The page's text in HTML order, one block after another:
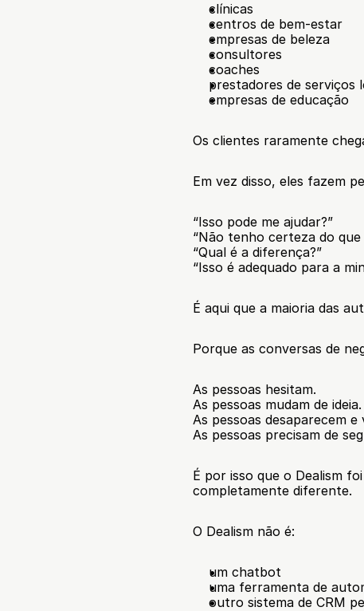
clínicas
centros de bem-estar
empresas de beleza
consultores
coaches
prestadores de serviços
empresas de educação
Os clientes raramente
Em vez disso, eles fazem
“Isso pode me ajudar?”
“Não tenho certeza do que
“Qual é a diferença?”
“Isso é adequado para a
É aqui que a maioria das
Porque as conversas de
As pessoas hesitam.
As pessoas mudam de ideia.
As pessoas desaparecem
As pessoas precisam de
É por isso que o Dealism
completamente diferente.
O Dealism não é:
um chatbot
uma ferramenta de
outro sistema de CRM